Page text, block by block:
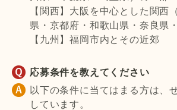
【関西】大阪を中心とした関西
県・京都府・和歌山県・奈良県
【九州】福岡市内とその近郊
応募条件を教えてください
以下の条件に当てはまる方は、
しています。